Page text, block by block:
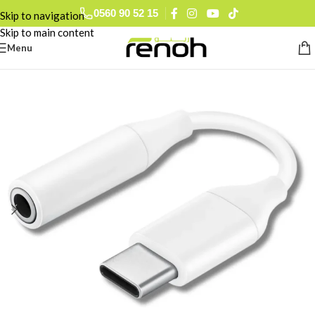
Skip to navigation
Skip to main content
0560 90 52 15
Menu